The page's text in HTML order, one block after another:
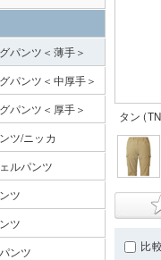
タン
比
パンツ＜薄手＞
パンツ＜中厚手＞
パンツ＜厚手＞
ツ/ニッカ
ルパンツ
ツ
ツ
ンツ